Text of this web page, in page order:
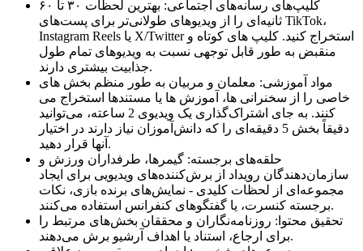
کلیپ‌های رسانه‌های اجتماعی: بهترین لحظات ۳۰ تا ۶۰
ثانیه‌ای را از ویدیوهای طولانی‌تر برای پست‌های TikTok،
Instagram Reels یا X/Twitter استخراج کنید. کلیپ های کوتاه و
منقبض به طور قابل توجهی نسبت به ویدیوهای تمام طول
جذابیت بیشتری دارند.
مواد آموزشی: معلمان و مربیان به طور منظم بخش های
خاصی را از سخنرانی ها، آموزش ها یا مستندها استخراج می
کنند. به جای اشتراک‌گذاری یک ویدیوی 2 ساعته، می‌توانید
دقیقاً بخش 5 دقیقه‌ای را که دانش‌آموزان نیاز دارند در اختیار
آنها قرار دهید.
حلقه‌های برجسته: گیمرها، طرفداران ورزش و
سازمان‌دهندگان رویداد از برش‌کننده‌های ویدیویی برای ایجاد
مجموعه‌ای از لحظات کلیدی - نمایش‌های برنده بازی، نکات
برجسته کنسرت، یا گفتگوهای کنفرانس استفاده می‌کنند.
تحقیق محتوا: روزنامه‌نگاران و محققان بخش‌های مرتبط را
برای ارجاع، استناد یا اهداف آرشیو برش می‌دهند.